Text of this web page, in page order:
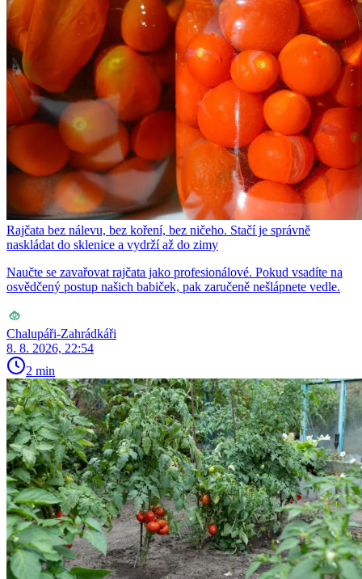
Rajčata bez nálevu, bez koření, bez ničeho. Stačí je správně
naskládat do sklenice a vydrží až do zimy
Naučte se zavařovat rajčata jako profesionálové. Pokud vsadíte na
osvědčený postup našich babiček, pak zaručeně nešlápnete vedle.
Chalupáři-Zahrádkáři
8. 8. 2026, 22:54
2 min